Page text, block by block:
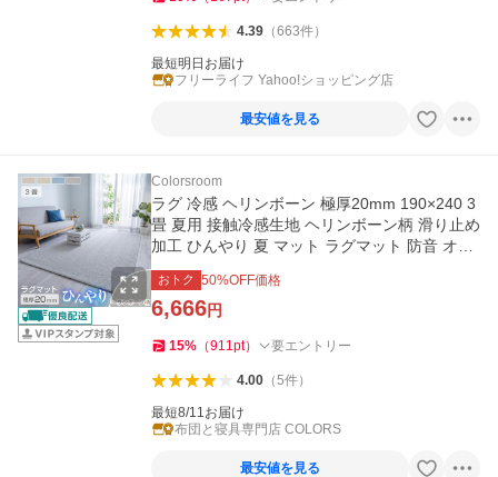
4.39（663件）
最短明日お届け
フリーライフ Yahoo!ショッピング店
最安値を見る
Colorsroom
ラグ 冷感 ヘリンボーン 極厚20mm 190×240 3
畳 夏用 接触冷感生地 ヘリンボーン柄 滑り止め
加工 ひんやり 夏 マット ラグマット 防音 オー
ルシーズン
おトク 50%OFF価格
6,666円
15% （911pt） 要エントリー
4.00（5件）
最短8/11お届け
布団と寝具専門店 COLORS
最安値を見る